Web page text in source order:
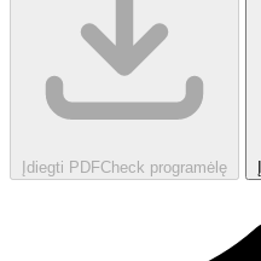
Įdiegti PDFCheck programėlę